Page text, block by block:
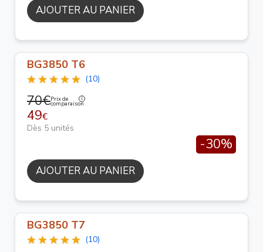
AJOUTER AU PANIER
BG3850 T6
(10)
70€Prix de
comparaison
49€
Dès 5 unités
-30%
AJOUTER AU PANIER
BG3850 T7
(10)